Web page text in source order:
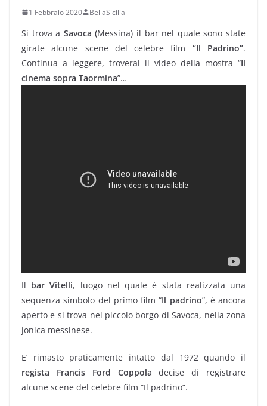
1 Febbraio 2020 BellaSicilia
Si trova a Savoca (Messina) il bar nel quale sono state
girate alcune scene del celebre film “Il Padrino”.
Continua a leggere, troverai il video della mostra “Il
cinema sopra Taormina”…
Il bar Vitelli, luogo nel quale è stata realizzata una
sequenza simbolo del primo film “Il padrino”, è ancora
aperto e si trova nel piccolo borgo di Savoca, nella zona
jonica messinese.
E’ rimasto praticamente intatto dal 1972 quando il
regista Francis Ford Coppola decise di registrare
alcune scene del celebre film “Il padrino”.